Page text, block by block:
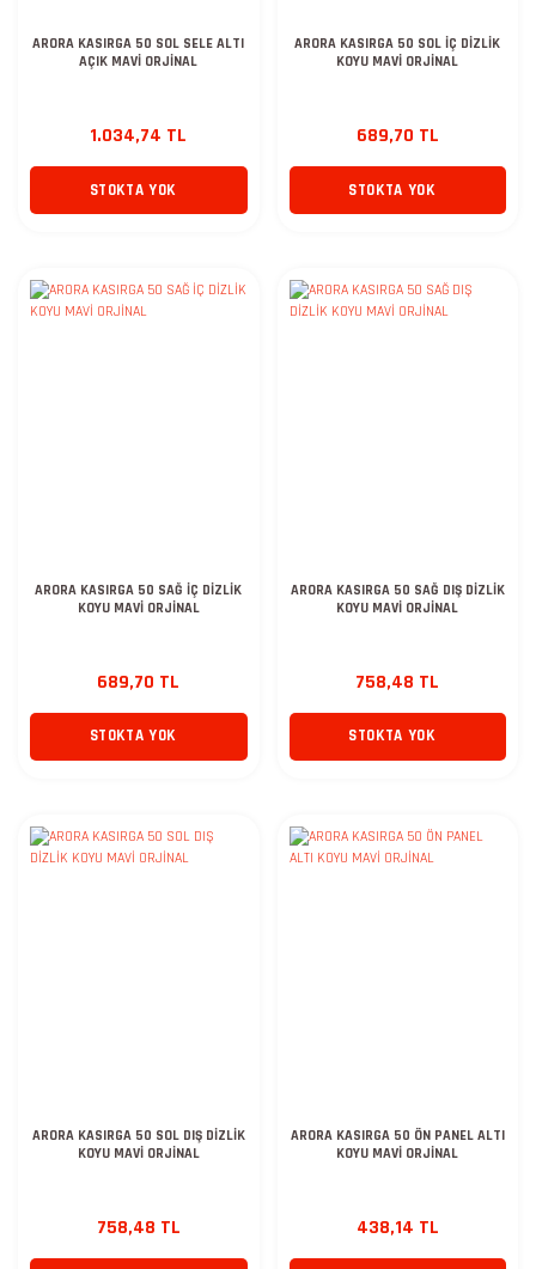
ARORA KASIRGA 50 SOL SELE ALTI
AÇIK MAVİ ORJİNAL
1.034,74 TL
STOKTA YOK
ARORA KASIRGA 50 SOL İÇ DİZLİK
KOYU MAVİ ORJİNAL
689,70 TL
STOKTA YOK
ARORA KASIRGA 50 SAĞ İÇ DİZLİK
KOYU MAVİ ORJİNAL
689,70 TL
STOKTA YOK
ARORA KASIRGA 50 SAĞ DIŞ DİZLİK
KOYU MAVİ ORJİNAL
758,48 TL
STOKTA YOK
ARORA KASIRGA 50 SOL DIŞ DİZLİK
KOYU MAVİ ORJİNAL
758,48 TL
ARORA KASIRGA 50 ÖN PANEL ALTI
KOYU MAVİ ORJİNAL
438,14 TL